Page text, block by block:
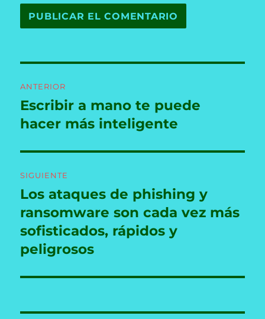
de
entradas
ANTERIOR
Entrada
anterior:
Escribir a mano te puede
hacer más inteligente
SIGUIENTE
Entrada
siguiente:
Los ataques de phishing y
ransomware son cada vez más
sofisticados, rápidos y
peligrosos